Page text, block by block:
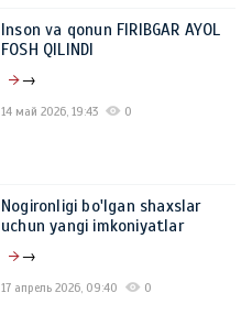
Inson va qonun FIRIBGAR AYOL
FOSH QILINDI
→
14 май 2026, 19:43 0
Nogironligi bo'lgan shaxslar
uchun yangi imkoniyatlar
→
17 апрель 2026, 09:40 0